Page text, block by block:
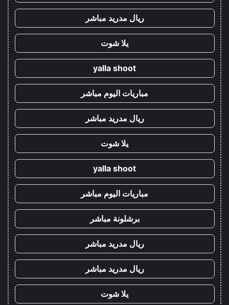
ريال مدريد مباشر
يلا شوت
yalla shoot
مباريات اليوم مباشر
ريال مدريد مباشر
يلا شوت
yalla shoot
مباريات اليوم مباشر
برشلونة مباشر
ريال مدريد مباشر
ريال مدريد مباشر
يلا شوت